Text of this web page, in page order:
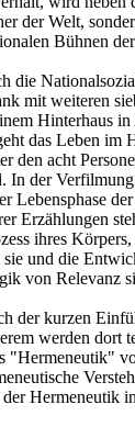
der Welt,
Bühnen
die
mit weiteren
Hinterhaus
das Leben im
den acht
In der
Lebensphase
Erzählungen
ihres Körpers,
und die
von Relevanz
der kurzen
werden dort
"Hermeneutik"
Hermeneutik